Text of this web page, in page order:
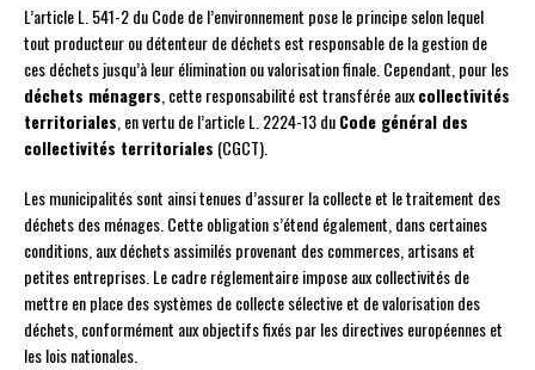
L’article L. 541-2 du Code de l’environnement pose le principe selon lequel
tout producteur ou détenteur de déchets est responsable de la gestion de
ces déchets jusqu’à leur élimination ou valorisation finale. Cependant, pour les
déchets ménagers , cette responsabilité est transférée auxcollectivités
territoriales , en vertu de l’article L. 2224-13 duCode général des
collectivités territoriales (CGCT).
Les municipalités sont ainsi tenues d’assurer la collecte et le traitement des
déchets des ménages. Cette obligation s’étend également, dans certaines
conditions, aux déchets assimilés provenant des commerces, artisans et
petites entreprises. Le cadre réglementaire impose aux collectivités de
mettre en place des systèmes de collecte sélective et de valorisation des
déchets, conformément aux objectifs fixés par les directives européennes et
les lois nationales.